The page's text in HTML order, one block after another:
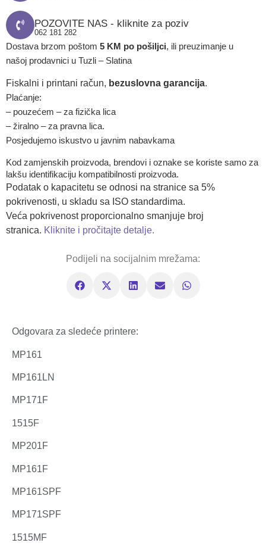
POZOVITE NAS - kliknite za poziv
062 181 282
Dostava brzom poštom 5 KM po pošiljci, ili preuzimanje u
našoj prodavnici u Tuzli – Slatina
Fiskalni i printani račun, bezuslovna garancija.
Plaćanje:
– pouzećem – za fizička lica
– žiralno – za pravna lica.
Posjedujemo iskustvo u javnim nabavkama
Kod zamjenskih proizvoda, brendovi i oznake se koriste samo za
lakšu identifikaciju kompatibilnosti proizvoda.
Podatak o kapacitetu se odnosi na stranice sa 5%
pokrivenosti, u skladu sa ISO standardima.
Veća pokrivenost proporcionalno smanjuje broj
stranica. Kliknite i pročitajte detalje.
Podijeli na socijalnim mrežama:
Odgovara za sledeće printere:
MP161
MP161LN
MP171F
1515F
MP201F
MP161F
MP161SPF
MP171SPF
1515MF